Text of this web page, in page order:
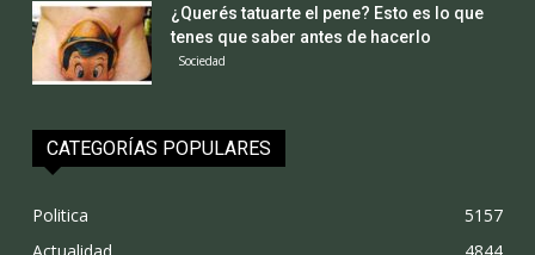
¿Querés tatuarte el pene? Esto es lo que
tenes que saber antes de hacerlo
Sociedad
CATEGORÍAS POPULARES
Politica
5157
Actualidad
4844